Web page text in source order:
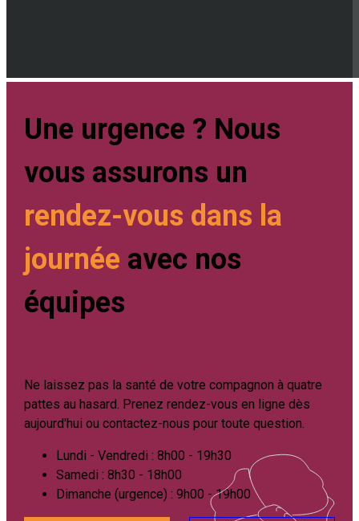
Une urgence ? Nous
vous assurons un
rendez-vous dans la
journée avec nos
équipes
Ne laissez pas la santé de votre compagnon à quatre
pattes au hasard. Prenez rendez-vous en ligne dès
aujourd'hui ou contactez-nous pour toute question.
Lundi - Vendredi : 8h00 - 19h30
Samedi : 8h30 - 18h00
Dimanche (urgence) : 9h00 - 19h00